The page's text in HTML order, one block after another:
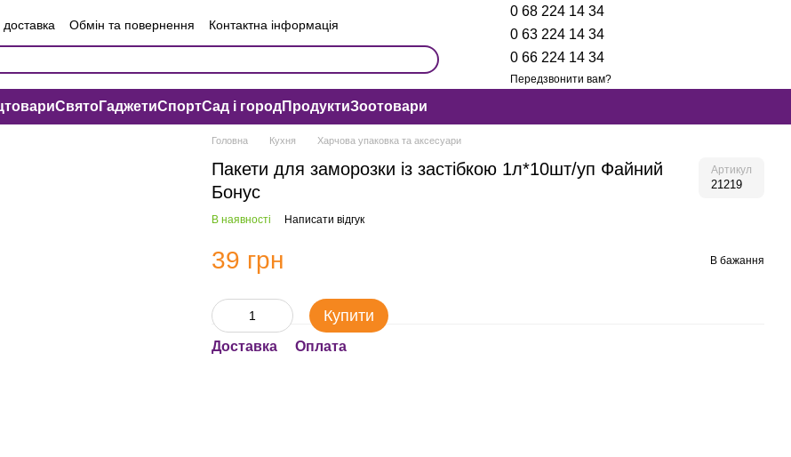
Обмін та повернення
Контактна інформація
оферта Угода користувача
0 68 224 14 34
0 63 224 14 34
0 66 224 14 34
Передзвонити вам?
СвятоГаджетиСпортСад і городПродуктиЗоотовари
Головна Кухня Харчова упаковка та аксесуари
Пакети для заморозки із застібкою 1л*10шт/уп Файний
Бонус
Артикул
21219
В наявності Написати відгук
39 грн В бажання
Купити
Доставка Оплата